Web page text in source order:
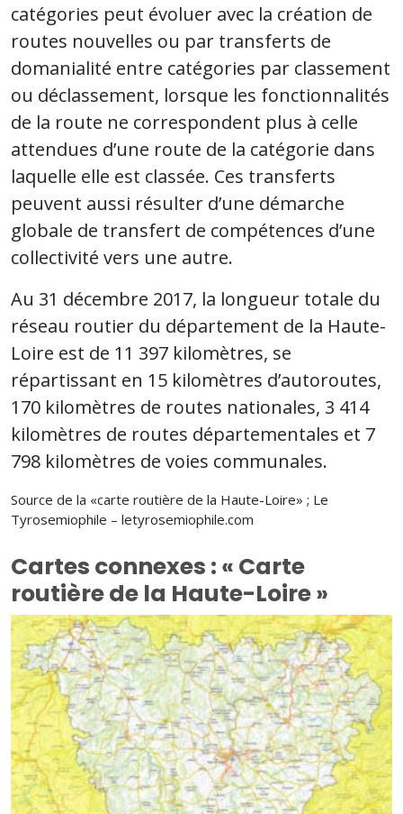
catégories peut évoluer avec la création de
routes nouvelles ou par transferts de
domanialité entre catégories par classement
ou déclassement, lorsque les fonctionnalités
de la route ne correspondent plus à celle
attendues d’une route de la catégorie dans
laquelle elle est classée. Ces transferts
peuvent aussi résulter d’une démarche
globale de transfert de compétences d’une
collectivité vers une autre.
Au 31 décembre 2017, la longueur totale du
réseau routier du département de la Haute-
Loire est de 11 397 kilomètres, se
répartissant en 15 kilomètres d’autoroutes,
170 kilomètres de routes nationales, 3 414
kilomètres de routes départementales et 7
798 kilomètres de voies communales.
Source de la «carte routière de la Haute-Loire» ; Le
Tyrosemiophile – letyrosemiophile.com
Cartes connexes : « Carte
routière de la Haute-Loire »